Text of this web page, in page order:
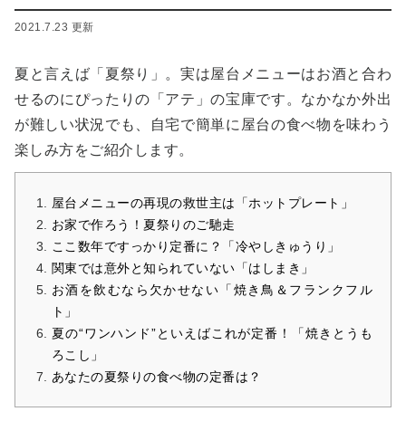
2021.7.23 更新
夏と言えば「夏祭り」。実は屋台メニューはお酒と合わ
せるのにぴったりの「アテ」の宝庫です。なかなか外出
が難しい状況でも、自宅で簡単に屋台の食べ物を味わう
楽しみ方をご紹介します。
屋台メニューの再現の救世主は「ホットプレート」
お家で作ろう！夏祭りのご馳走
ここ数年ですっかり定番に？「冷やしきゅうり」
関東では意外と知られていない「はしまき」
お酒を飲むなら欠かせない「焼き鳥＆フランクフル
ト」
夏の“ワンハンド”といえばこれが定番！「焼きとうも
ろこし」
あなたの夏祭りの食べ物の定番は？